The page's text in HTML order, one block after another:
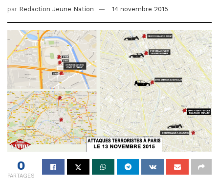
par Redaction Jeune Nation 14 novembre 2015
0
PARTAGES